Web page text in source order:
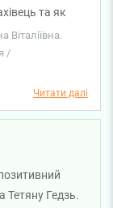
та як
Віталіївна.
/
Читати далі
Тетяну Гедзь.